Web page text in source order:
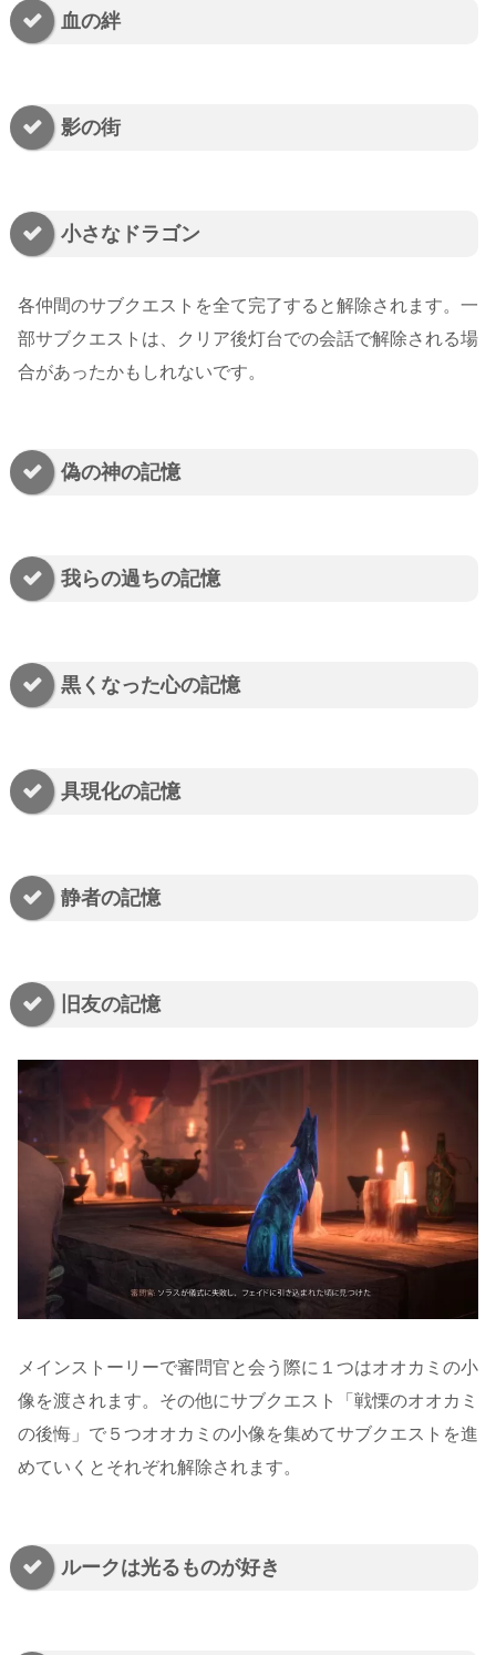
血の絆
影の街
小さなドラゴン
各仲間のサブクエストを全て完了すると解除されます。一
部サブクエストは、クリア後灯台での会話で解除される場
合があったかもしれないです。
偽の神の記憶
我らの過ちの記憶
黒くなった心の記憶
具現化の記憶
静者の記憶
旧友の記憶
メインストーリーで審問官と会う際に１つはオオカミの小
像を渡されます。その他にサブクエスト「戦慄のオオカミ
の後悔」で５つオオカミの小像を集めてサブクエストを進
めていくとそれぞれ解除されます。
ルークは光るものが好き